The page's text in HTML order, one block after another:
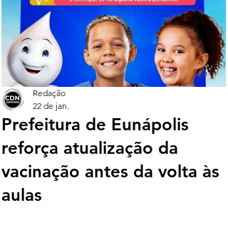
Prefeitura de Eunápolis
reforça atualização da
vacinação antes da volta às
aulas
Redação
22 de jan.